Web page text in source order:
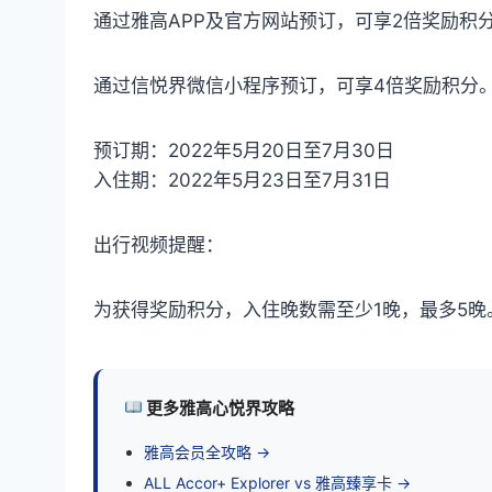
通过雅高APP及官方网站预订，可享2倍奖励积分
通过信悦界微信小程序预订，可享4倍奖励积分。
预订期：2022年5月20日至7月30日
入住期：2022年5月23日至7月31日
出行视频提醒：
为获得奖励积分，入住晚数需至少1晚，最多5晚
更多雅高心悦界攻略
雅高会员全攻略 →
ALL Accor+ Explorer vs 雅高臻享卡 →